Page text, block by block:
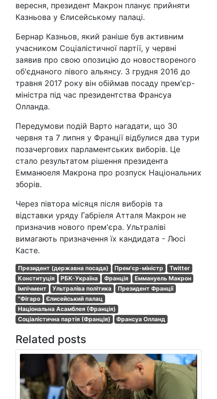
вересня, президент Макрон планує прийняти
Казньова у Єлисейському палаці.
Бернар Казньов, який раніше був активним
учасником Соціалістичної партії, у червні
заявив про свою опозицію до новоствореного
об'єднаного лівого альянсу. З грудня 2016 до
травня 2017 року він обіймав посаду прем'єр-
міністра під час президентства Франсуа
Олланда.
Передумови подій Варто нагадати, що 30
червня та 7 липня у Франції відбулися два тури
позачергових парламентських виборів. Це
стало результатом рішення президента
Емманюеля Макрона про розпуск Національних
зборів.
Через півтора місяця після виборів та
відставки уряду Габріеля Атталя Макрон не
призначив нового прем'єра. Ультраліві
вимагають призначення їх кандидата - Люсі
Касте.
Президент (державна посада) Прем'єр-міністр
Twitter
Конституція
РБК-Україна Франція
Еммануель Макрон
Імпічмент
Ультраліва політика
Президент Франції
"Фігаро
Єлисейський палац
Національна Асамблея (Франція)
Соціалістична партія (Франція)
Франсуа Олланд
Related posts